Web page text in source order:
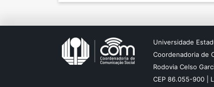
Universidade
Coordenadoria de
Rodovia Celso
CEP 86.055-900 |